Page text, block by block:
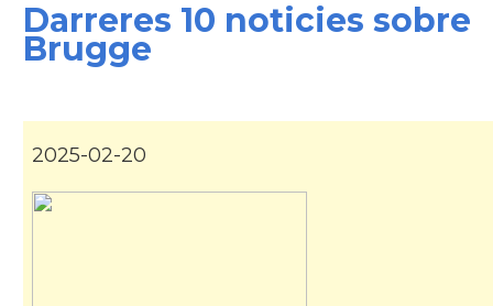
Darreres 10 noticies sobre
Brugge
2025-02-20